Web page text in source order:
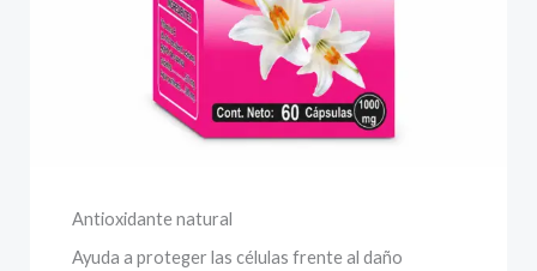
Antioxidante natural
Ayuda a proteger las células frente al daño